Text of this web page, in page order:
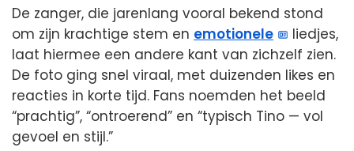
De zanger, die jarenlang vooral bekend stond
om zijn krachtige stem en emotionele
liedjes,
laat hiermee een andere kant van zichzelf zien.
De foto ging snel viraal, met duizenden likes en
reacties in korte tijd. Fans noemden het beeld
“prachtig”, “ontroerend” en “typisch Tino — vol
gevoel en stijl.”